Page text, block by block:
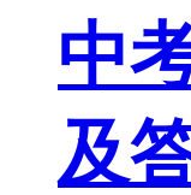
中
及